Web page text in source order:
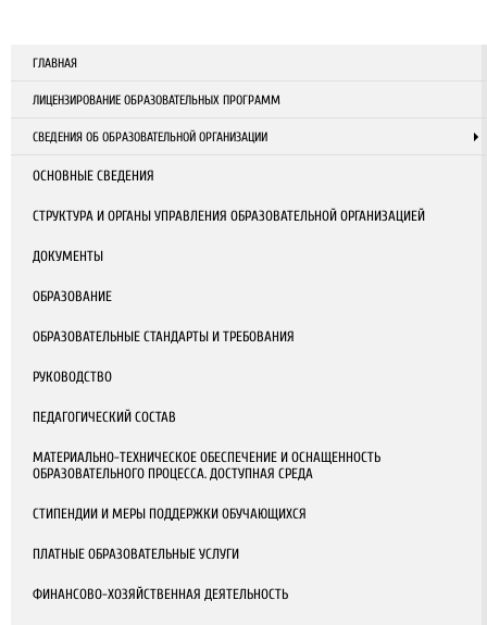
ГЛАВНАЯ
ЛИЦЕНЗИРОВАНИЕ ОБРАЗОВАТЕЛЬНЫХ ПРОГРАММ
СВЕДЕНИЯ ОБ ОБРАЗОВАТЕЛЬНОЙ ОРГАНИЗАЦИИ
ОСНОВНЫЕ СВЕДЕНИЯ
СТРУКТУРА И ОРГАНЫ УПРАВЛЕНИЯ ОБРАЗОВАТЕЛЬНОЙ ОРГАНИЗАЦИЕЙ
ДОКУМЕНТЫ
ОБРАЗОВАНИЕ
ОБРАЗОВАТЕЛЬНЫЕ СТАНДАРТЫ И ТРЕБОВАНИЯ
РУКОВОДСТВО
ПЕДАГОГИЧЕСКИЙ СОСТАВ
МАТЕРИАЛЬНО-ТЕХНИЧЕСКОЕ ОБЕСПЕЧЕНИЕ И ОСНАЩЕННОСТЬ
ОБРАЗОВАТЕЛЬНОГО ПРОЦЕССА. ДОСТУПНАЯ СРЕДА
СТИПЕНДИИ И МЕРЫ ПОДДЕРЖКИ ОБУЧАЮЩИХСЯ
ПЛАТНЫЕ ОБРАЗОВАТЕЛЬНЫЕ УСЛУГИ
ФИНАНСОВО-ХОЗЯЙСТВЕННАЯ ДЕЯТЕЛЬНОСТЬ